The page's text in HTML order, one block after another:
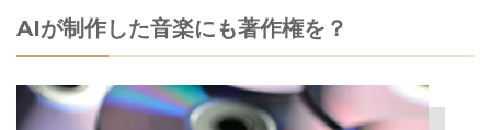
AIが制作した音楽にも著作権を？